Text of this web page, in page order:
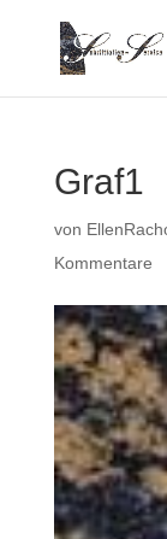
Graf1
von
Kommentare